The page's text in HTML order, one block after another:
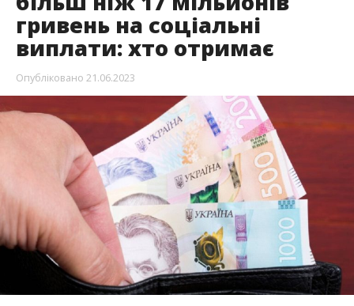
гривень на соціальні
виплати: хто отримає
Опубліковано 21.06.2023